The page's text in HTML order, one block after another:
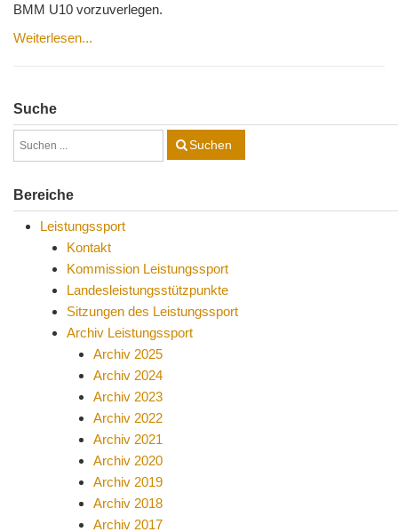
BMM U10 vorzuverlegen.
Weiterlesen...
Suche
Suchen
Bereiche
Leistungssport
Kontakt
Kommission Leistungssport
Landesleistungsstützpunkte
Sitzungen des Leistungssport
Archiv Leistungssport
Archiv 2025
Archiv 2024
Archiv 2023
Archiv 2022
Archiv 2021
Archiv 2020
Archiv 2019
Archiv 2018
Archiv 2017